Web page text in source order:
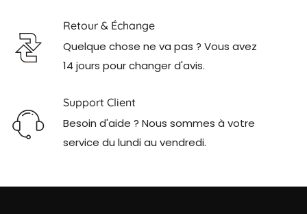
Retour & Échange
Quelque chose ne va pas ? Vous avez
14 jours pour changer d'avis.
Support Client
Besoin d'aide ? Nous sommes à votre
service du lundi au vendredi.